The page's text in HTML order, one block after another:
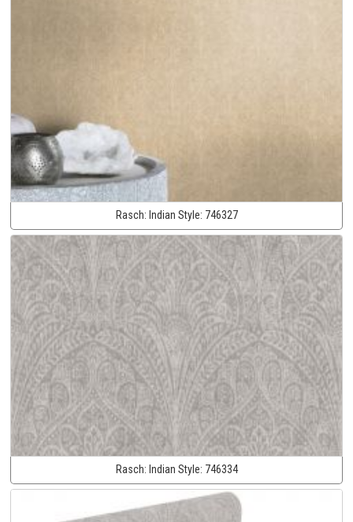
Rasch: Indian Style: 746327
Rasch: Indian Style: 746334